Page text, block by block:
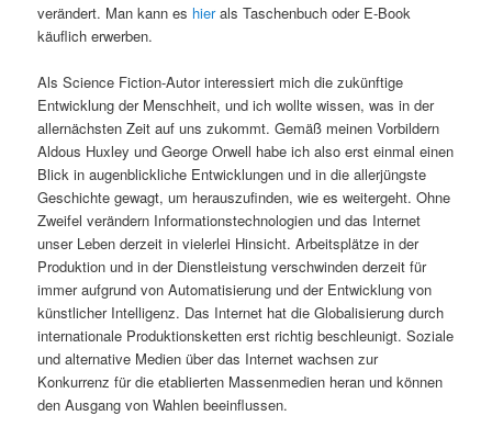
verändert. Man kann es hierals Taschenbuch oder E-Book
käuflich erwerben.
Als Science Fiction-Autor interessiert mich die zukünftige
Entwicklung der Menschheit, und ich wollte wissen, was in der
allernächsten Zeit auf uns zukommt. Gemäß meinen Vorbildern
Aldous Huxley und George Orwell habe ich also erst einmal einen
Blick in augenblickliche Entwicklungen und in die allerjüngste
Geschichte gewagt, um herauszufinden, wie es weitergeht. Ohne
Zweifel verändern Informationstechnologien und das Internet
unser Leben derzeit in vielerlei Hinsicht. Arbeitsplätze in der
Produktion und in der Dienstleistung verschwinden derzeit für
immer aufgrund von Automatisierung und der Entwicklung von
künstlicher Intelligenz. Das Internet hat die Globalisierung durch
internationale Produktionsketten erst richtig beschleunigt. Soziale
und alternative Medien über das Internet wachsen zur
Konkurrenz für die etablierten Massenmedien heran und können
den Ausgang von Wahlen beeinflussen.